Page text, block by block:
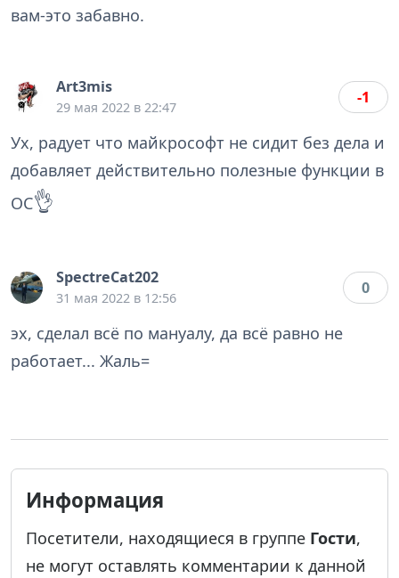
вам-это забавно.
Art3mis
29 мая 2022 в 22:47
-1
Ух, радует что майкрософт не сидит без дела и
добавляет действительно полезные функции в
ОС👌
SpectreCat202
31 мая 2022 в 12:56
0
эх, сделал всё по мануалу, да всё равно не
работает... Жаль=
Информация
Посетители, находящиеся в группе Гости,
не могут оставлять комментарии к данной